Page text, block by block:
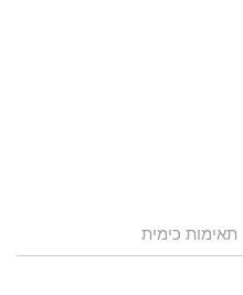
תאימות כימית